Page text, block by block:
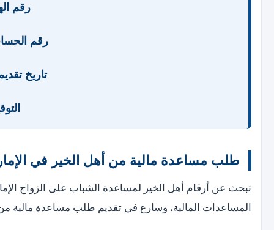
رقم
رقم الحساب
تاريخ تقديم
طلب مساعدة مالية من أهل الخير في
تبحث عن أرقام أهل الخير لمساعدة الشباب على الزواج
المساعدات المالية، وسارع في تقديم طلب مساعدة مالية